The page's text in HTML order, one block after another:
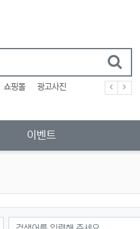
쇼핑몰 광고사진
이벤트
검색어